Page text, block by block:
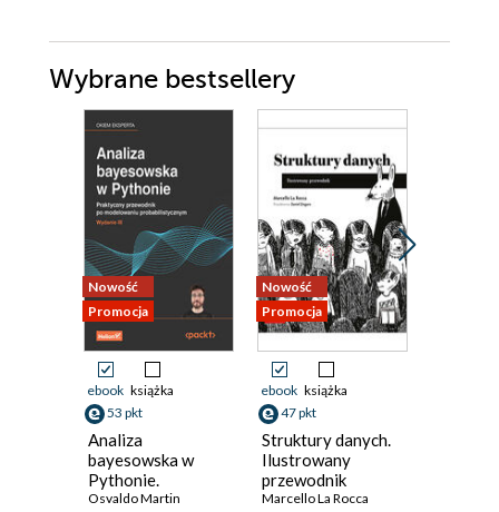
Wybrane bestsellery
Nowość
Promocja
ebook książka
53 pkt
Analiza
bayesowska w
Pythonie.
Praktyczny
Osvaldo Martin
Nowość
Promocja
ebook książka
47 pkt
Struktury danych.
Ilustrowany
przewodnik
Marcello La Rocca